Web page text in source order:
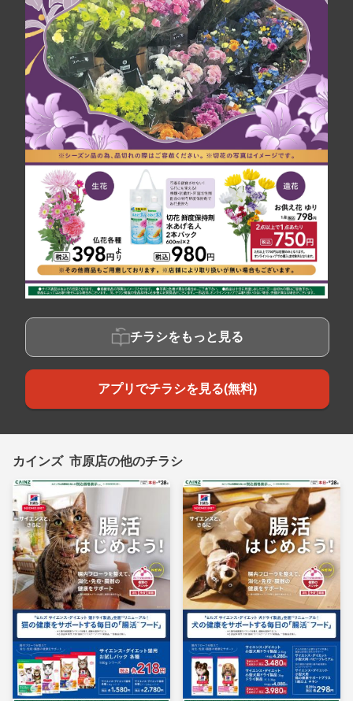
チラシをもっと見る
アプリでチラシを見る(無料)
カインズ 市原店の他のチラシ